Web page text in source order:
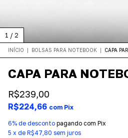
1 / 2
INÍCIO | BOLSAS PARA NOTEBOOK | CAPA
CAPA PARA
R$239,00
R$224,66 com Pix
6% de desconto pagando com Pix
5 x de R$47,80 sem juros